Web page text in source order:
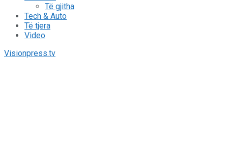
Të gjitha
Tech & Auto
Të tjera
Video
Visionpress.tv